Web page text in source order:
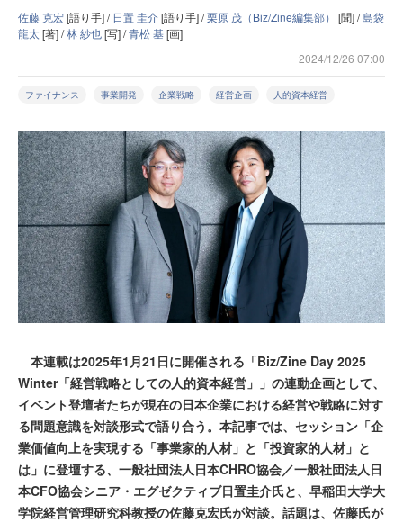
佐藤 克宏[語り手] / 日置 圭介[語り手] /栗原 茂（Biz/Zine編集部） [聞] /島袋
龍太[著] /林 紗也[写] /青松 基[画]
2024/12/26 07:00
ファイナンス 事業開発 企業戦略 経営企画 人的資本経営
本連載は2025年1月21日に開催される「Biz/Zine Day 2025
Winter「経営戦略としての人的資本経営」」の連動企画として、
イベント登壇者たちが現在の日本企業における経営や戦略に対す
る問題意識を対談形式で語り合う。本記事では、セッション「企
業価値向上を実現する「事業家的人材」と「投資家的人材」と
は」に登壇する、一般社団法人日本CHRO協会／一般社団法人日
本CFO協会シニア・エグゼクティブ日置圭介氏と、早稲田大学大
学院経営管理研究科教授の佐藤克宏氏が対談。話題は、佐藤氏が